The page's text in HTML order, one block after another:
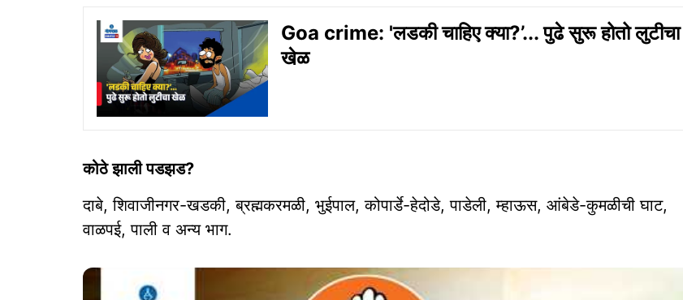
Goa crime: 'लडकी चाहिए क्या?’... पुढे सुरू होतो लुटीचा
खेळ
कोठे झाली पडझड?
दाबे, शिवाजीनगर-खडकी, ब्रह्मकरमळी, भुईपाल, कोपार्डे-हेदोडे, पाडेली, म्हाऊस, आंबेडे-कुमळीची घाट,
वाळपई, पाली व अन्य भाग.